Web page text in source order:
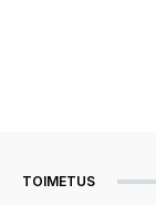
TOIMETUS